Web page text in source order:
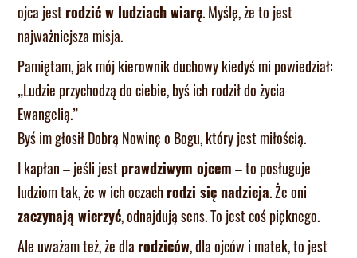
ojca jestrodzić w ludziach wiarę. Myślę, że to jest
najważniejsza misja.
Pamiętam, jak mój kierownik duchowy kiedyś mi powiedział:
„Ludzie przychodzą do ciebie, byś ich rodził do życia
Ewangelią.”
Byś im głosił Dobrą Nowinę o Bogu, który jest miłością.
I kapłan – jeśli jestprawdziwym ojcem– to posługuje
ludziom tak, że w ich oczachrodzi się nadzieja. Że oni
zaczynają wierzyć, odnajdują sens. To jest coś pięknego.
Ale uważam też, że dla rodziców, dla ojców i matek, to jest